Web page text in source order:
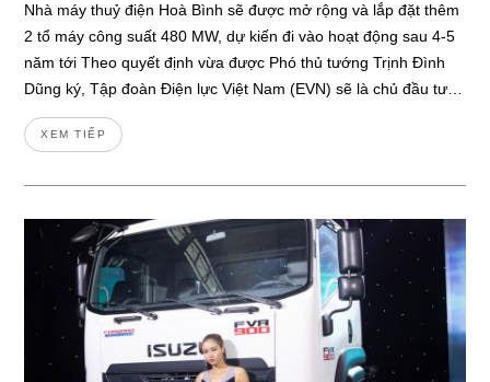
Nhà máy thuỷ điện Hoà Bình sẽ được mở rộng và lắp đặt thêm
2 tổ máy công suất 480 MW, dự kiến đi vào hoạt động sau 4-5
năm tới Theo quyết định vừa được Phó thủ tướng Trịnh Đình
Dũng ký, Tập đoàn Điện lực Việt Nam (EVN) sẽ là chủ đầu tư…
XEM TIẾP